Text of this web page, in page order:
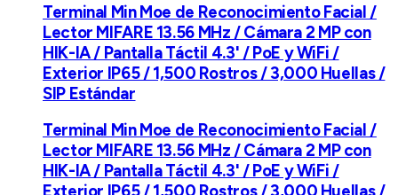
Terminal Min Moe de Reconocimiento Facial /
Lector MIFARE 13.56 MHz / Cámara 2 MP con
HIK-IA / Pantalla Táctil 4.3' / PoE y WiFi /
Exterior IP65 / 1,500 Rostros / 3,000 Huellas /
SIP Estándar
Terminal Min Moe de Reconocimiento Facial /
Lector MIFARE 13.56 MHz / Cámara 2 MP con
HIK-IA / Pantalla Táctil 4.3' / PoE y WiFi /